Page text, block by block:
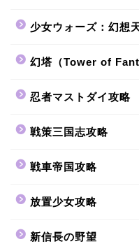
少女ウォーズ：幻想
幻塔（Tower of
忍者マストダイ攻略
戦策三国志攻略
戦車帝国攻略
放置少女攻略
新信長の野望